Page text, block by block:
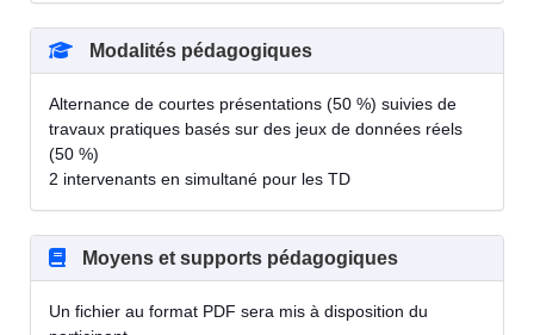
Modalités pédagogiques
Alternance de courtes présentations (50 %) suivies de
travaux pratiques basés sur des jeux de données réels
(50 %)
2 intervenants en simultané pour les TD
Moyens et supports pédagogiques
Un fichier au format PDF sera mis à disposition du